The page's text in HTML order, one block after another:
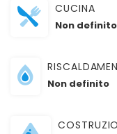
CUCINA
Non definito
Non definito